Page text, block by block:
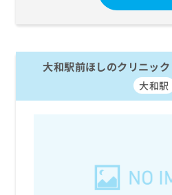
大和駅前ほしのクリニック
大和駅